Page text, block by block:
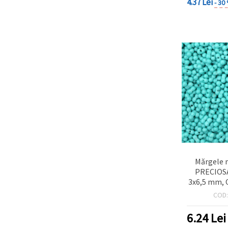
- 30
Mărgele
3x6,5 mm,
AquaCOD:
6.24Lei